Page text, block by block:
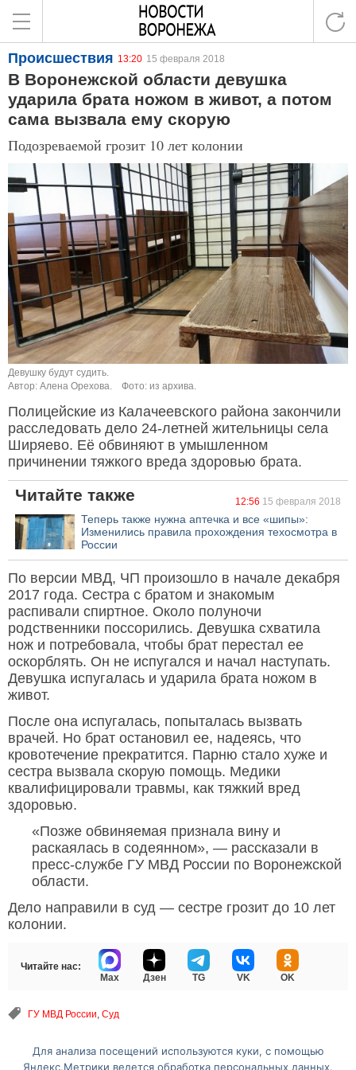
Происшествия 13:20 15 февраля 2018
В Воронежской области девушка
ударила брата ножом в живот, а потом
сама вызвала ему скорую
Подозреваемой грозит 10 лет колонии
Девушку будут судить.
Автор: Алена Орехова.
Фото: из архива.
Полицейские из Калачеевского района закончили
расследовать дело 24-летней жительницы села
Ширяево. Её обвиняют в умышленном
причинении тяжкого вреда здоровью брата.
Читайте также 12:56 15 февраля 2018
Теперь также нужна аптечка и все «шипы»:
Изменились правила прохождения техосмотра в
России
По версии МВД, ЧП произошло в начале декабря
2017 года. Сестра с братом и знакомым
распивали спиртное. Около полуночи
родственники поссорились. Девушка схватила
нож и потребовала, чтобы брат перестал ее
оскорблять. Он не испугался и начал наступать.
Девушка испугалась и ударила брата ножом в
живот.
После она испугалась, попыталась вызвать
врачей. Но брат остановил ее, надеясь, что
кровотечение прекратится. Парню стало хуже и
сестра вызвала скорую помощь. Медики
квалифицировали травмы, как тяжкий вред
здоровью.
«Позже обвиняемая признала вину и
раскаялась в содеянном», — рассказали в
пресс-службе ГУ МВД России по Воронежской
области.
Дело направили в суд — сестре грозит до 10 лет
колонии.
Читайте нас:
Max
Дзен TG VK OK
ГУ МВД России, Суд
Перейти на полную версию сайта
Для анализа посещений используются куки, с помощью
Яндекс.Метрики ведется обработка персональных данных.